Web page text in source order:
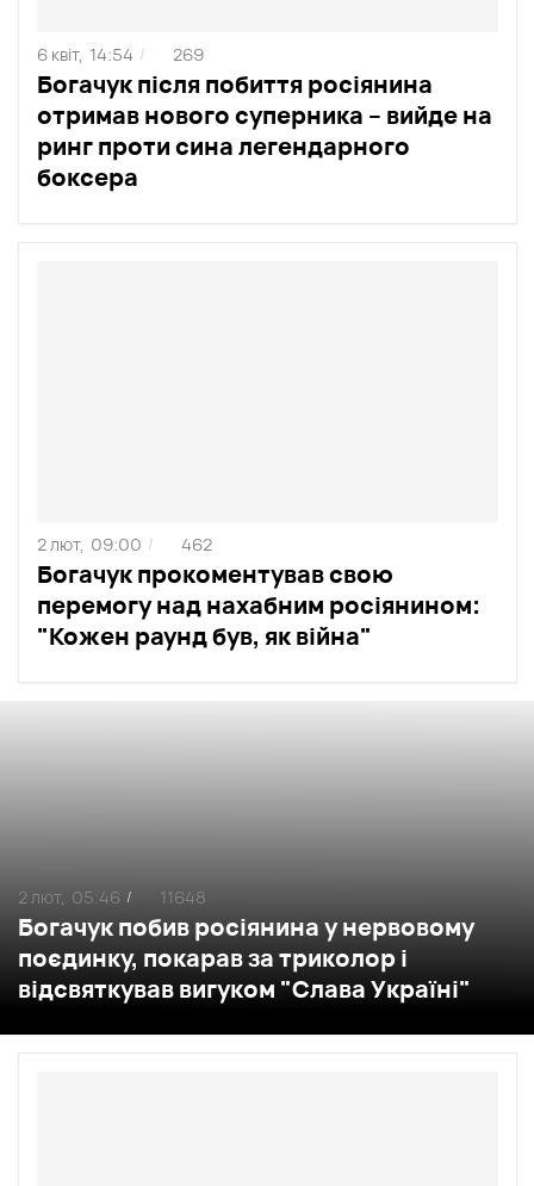
Богачук після побиття росіянина
отримав нового суперника – вийде на
ринг проти сина легендарного
боксера
6 квіт, 14:54 / 269
Богачук прокоментував свою
перемогу над нахабним росіянином:
"Кожен раунд був, як війна"
2 лют, 09:00 / 462
Богачук побив росіянина у нервовому
поєдинку, покарав за триколор і
відсвяткував вигуком "Слава Україні"
2 лют, 05:46 / 11648